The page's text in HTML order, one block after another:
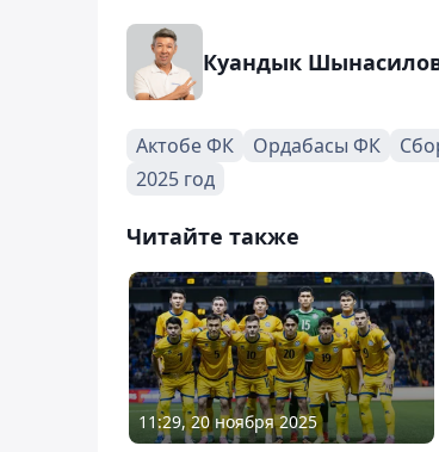
Куандык
Актобе ФК Ордабасы ФК
2025 год
Читайте также
11:29, 20 ноября 2025